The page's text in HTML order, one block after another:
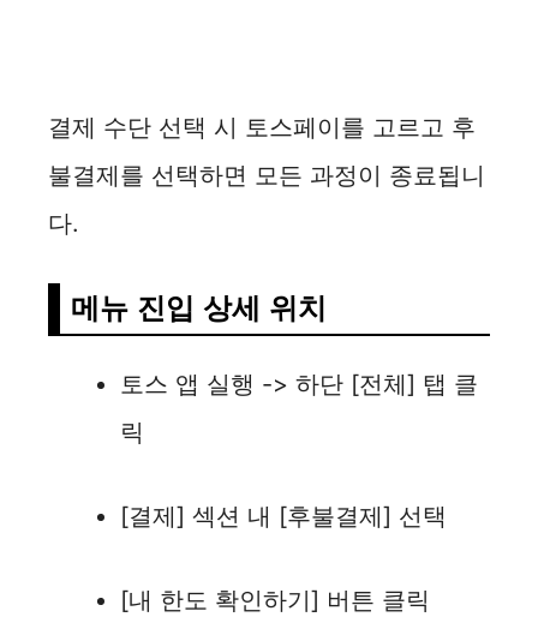
결제 수단 선택 시 토스페이를 고르고 후
불결제를 선택하면 모든 과정이 종료됩니
다.
메뉴 진입 상세 위치
토스 앱 실행 -> 하단 [전체] 탭 클
릭
[결제] 섹션 내 [후불결제] 선택
[내 한도 확인하기] 버튼 클릭